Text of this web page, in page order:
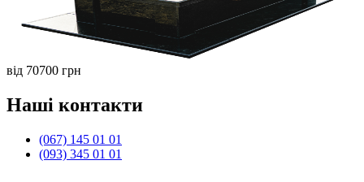
від 70700 грн
Наші контакти
(067) 145 01 01
(093) 345 01 01